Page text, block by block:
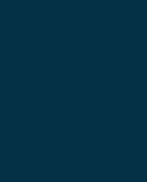
dostępu do swoich
lub usunięcia,
jednak, że nie
zrealizowanie Twoich
zawartych w plikach
Ci skasowanie
nie możemy tego
wycieczkę,